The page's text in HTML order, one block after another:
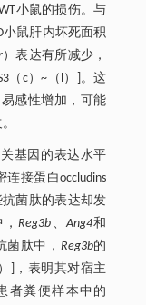
小鼠的损伤。与
小鼠肝内坏死面积
）表达有所减少，
（c）~（l）]。这
易感性增加，可能
基因的表达水平
连接蛋白occludins
菌肽的表达却发
，Reg3b 、Ang4和
菌肽中， Reg3b的
]，表明其对宿主
者粪便样本中的